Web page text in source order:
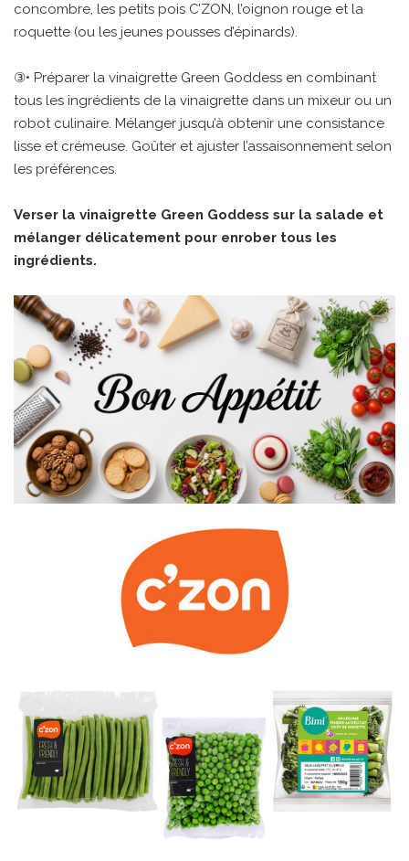
concombre, les petits pois C’ZON, l’oignon rouge et la
roquette (ou les jeunes pousses d’épinards).
③• Préparer la vinaigrette Green Goddess en combinant
tous les ingrédients de la vinaigrette dans un mixeur ou un
robot culinaire. Mélanger jusqu’à obtenir une consistance
lisse et crémeuse. Goûter et ajuster l’assaisonnement selon
les préférences.
Verser la vinaigrette Green Goddess sur la salade et
mélanger délicatement pour enrober tous les
ingrédients.